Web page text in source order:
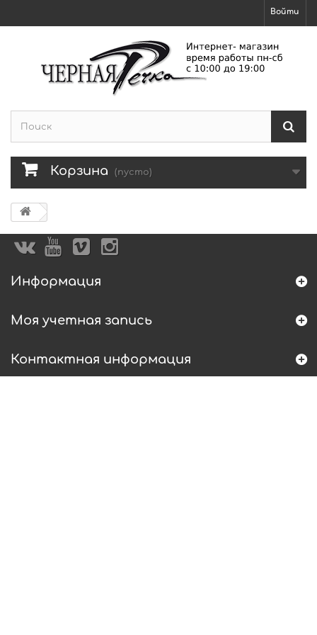
Войти
Корзина (пусто)
Информация
Моя учетная запись
Контактная информация